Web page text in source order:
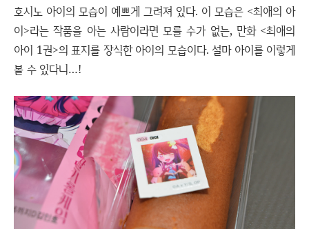
호시노 아이의 모습이 예쁘게 그려져 있다. 이 모습은 <최애의 아
이>라는 작품을 아는 사람이라면 모를 수가 없는, 만화 <최애의
아이 1권>의 표지를 장식한 아이의 모습이다. 설마 아이를 이렇게
볼 수 있다니…!